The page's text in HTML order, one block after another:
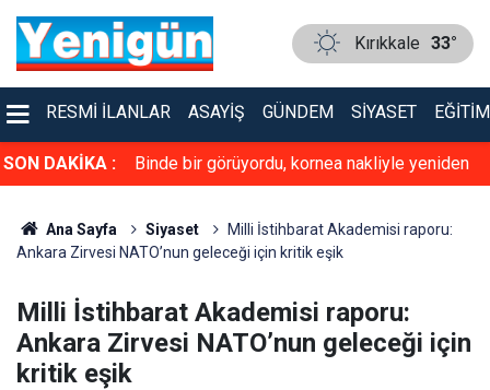
Kırıkkale 33°
RESMI İLANLAR ASAYIŞ GÜNDEM SIYASET EĞITIM
SON DAKİKA : Binde bir görüyordu, kornea nakliyle yeniden
Ana Sayfa Siyaset
Milli İstihbarat Akademisi raporu:
Ankara Zirvesi NATO’nun geleceği için kritik eşik
Milli İstihbarat Akademisi raporu:
Ankara Zirvesi NATO’nun geleceği için
kritik eşik